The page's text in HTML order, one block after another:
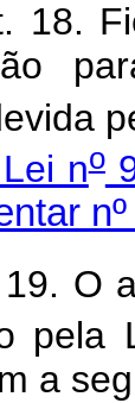
18.
no
O
pela
a